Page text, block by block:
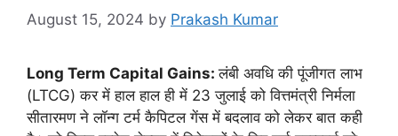
August 15, 2024 by Prakash Kumar
Long Term Capital Gains:लंबी अवधि की पूंजीगत लाभ
(LTCG) कर में हाल हाल ही में 23 जुलाई को वित्तमंत्री निर्मला
सीतारमण ने लॉन्ग टर्म कैपिटल गेंस में बदलाव को लेकर बात कही